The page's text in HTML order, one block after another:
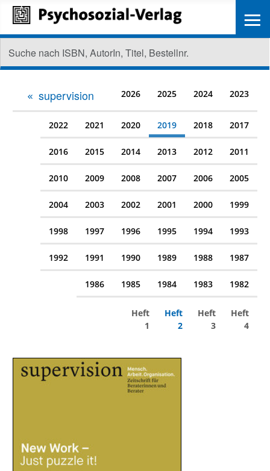
supervision 2026 2025 2024 2023
2022 2021 2020 2019 2018 2017
2016 2015 2014 2013 2012 2011
2010 2009 2008 2007 2006 2005
2004 2003 2002 2001 2000 1999
1998 1997 1996 1995 1994 1993
1992 1991 1990 1989 1988 1987
1986 1985 1984 1983 1982
Heft
1
Heft
2
Heft
3
Heft
4
≡